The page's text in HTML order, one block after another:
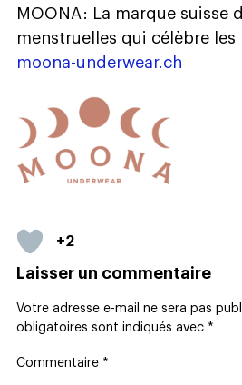
MOONA : La marque suisse
menstruelles qui célèbre les
moona-underwear.ch
+2
Laisser un commentaire
Votre adresse e-mail ne sera pas
obligatoires sont indiqués avec *
Commentaire *